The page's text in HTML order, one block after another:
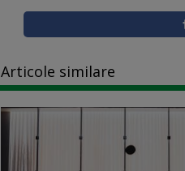
Articole similare